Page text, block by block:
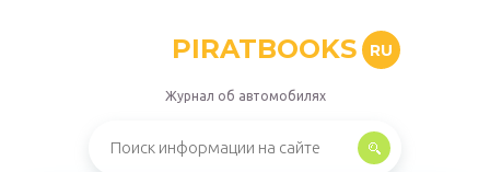
PIRATBOOKS RU
Журнал об автомобилях